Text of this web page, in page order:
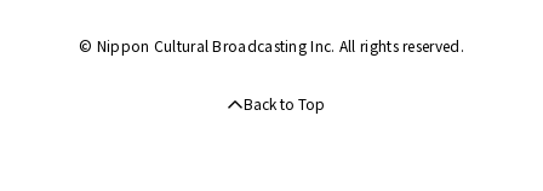
© Nippon Cultural Broadcasting Inc. All rights reserved.
Back to Top